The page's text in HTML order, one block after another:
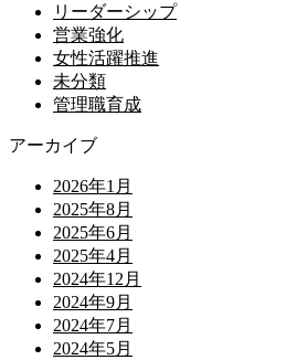
リーダーシップ
営業強化
女性活躍推進
未分類
管理職育成
アーカイブ
2026年1月
2025年8月
2025年6月
2025年4月
2024年12月
2024年9月
2024年7月
2024年5月